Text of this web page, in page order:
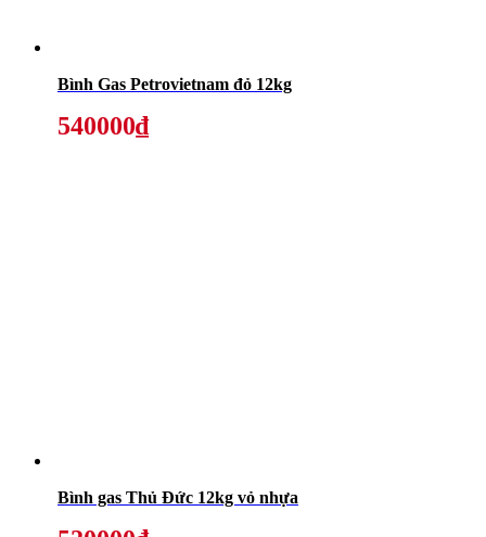
Bình Gas Petrovietnam đỏ 12kg
540000₫
Bình gas Thủ Đức 12kg vỏ nhựa